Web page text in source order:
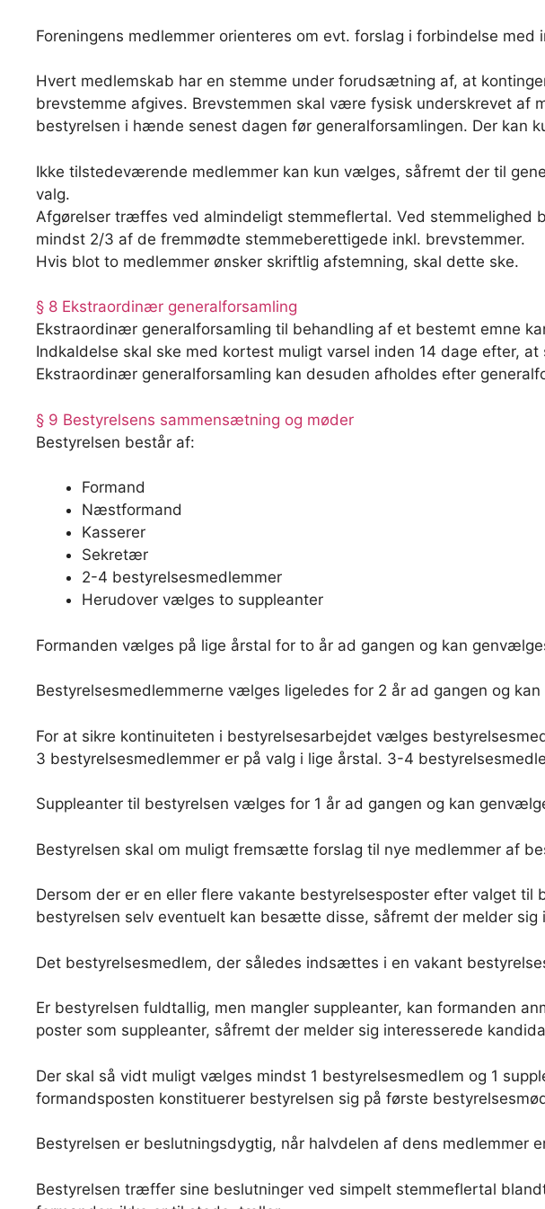
Foreningens medlemmer orienteres om evt. forslag i forbindelse med
Hvert medlemskab har en stemme under forudsætning af, at
brevstemme afgives. Brevstemmen skal være fysisk underskrevet af
bestyrelsen i hænde senest dagen før generalforsamlingen. Der kan
Ikke tilstedeværende medlemmer kan kun vælges, såfremt der til
valg.
Afgørelser træffes ved almindeligt stemmeflertal. Ved
mindst 2/3 af de fremmødte stemmeberettigede inkl. brevstemmer.
Hvis blot to medlemmer ønsker skriftlig afstemning, skal dette ske.
§ 8 Ekstraordinær generalforsamling
Ekstraordinær generalforsamling til behandling af et bestemt emne
Indkaldelse skal ske med kortest muligt varsel inden 14 dage efter,
Ekstraordinær generalforsamling kan desuden afholdes efter
§ 9 Bestyrelsens sammensætning og møder
Bestyrelsen består af:
Formand
Næstformand
Kasserer
Sekretær
2-4 bestyrelsesmedlemmer
Herudover vælges to suppleanter
Formanden vælges på lige årstal for to år ad gangen og kan
Bestyrelsesmedlemmerne vælges ligeledes for 2 år ad gangen og
For at sikre kontinuiteten i bestyrelsesarbejdet vælges
3 bestyrelsesmedlemmer er på valg i lige årstal. 3-4
Suppleanter til bestyrelsen vælges for 1 år ad gangen og kan
Bestyrelsen skal om muligt fremsætte forslag til nye medlemmer af
Dersom der er en eller flere vakante bestyrelsesposter efter valget
bestyrelsen selv eventuelt kan besætte disse, såfremt der melder sig
Det bestyrelsesmedlem, der således indsættes i en vakant
Er bestyrelsen fuldtallig, men mangler suppleanter, kan formanden
poster som suppleanter, såfremt der melder sig interesserede
Der skal så vidt muligt vælges mindst 1 bestyrelsesmedlem og 1
formandsposten konstituerer bestyrelsen sig på første
Bestyrelsen er beslutningsdygtig, når halvdelen af dens
Bestyrelsen træffer sine beslutninger ved simpelt stemmeflertal